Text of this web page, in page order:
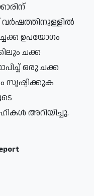
ഉപയോഗം
ചക്ക
ഒരു ചക്ക
സൃഷ്ടിക്കുക
അറിയിച്ചു.